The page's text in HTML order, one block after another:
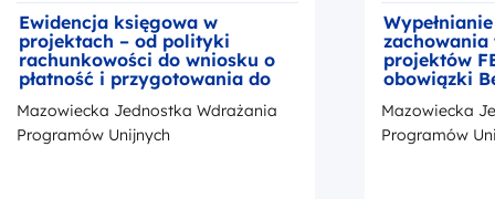
Ewidencja księgowa w
projektach – od polityki
rachunkowości do wniosku o
płatność i przygotowania do
Mazowiecka Jednostka Wdrażania
Programów Unijnych
zachowania
projektów
obowiązki
z
promocji
Mazowiecka
Programów